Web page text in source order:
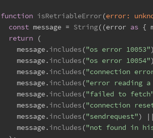
function isRetriableError(error:
const message = String((error as {
return (
    message.
includes ("os error 10053"
    message.
includes ("os error 10054"
    message.
includes ("connection
    message.
includes ("error reading a
    message.
includes ("failed to
    message.
includes ("connection
    message.
includes ("sendrequest") ||
    message.
includes ("not found in